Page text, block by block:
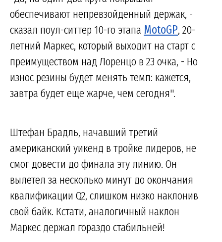
обеспечивают непревзойденный держак, -
сказал поул-ситтер 10-го этапа MotoGP, 20-
летний Маркес, который выходит на старт с
преимуществом над Лоренцо в 23 очка, - Но
износ резины будет менять темп: кажется,
завтра будет еще жарче, чем сегодня".
Штефан Брадль, начавший третий
американский уикенд в тройке лидеров, не
смог довести до финала эту линию. Он
вылетел за несколько минут до окончания
квалификации Q2, слишком низко наклонив
свой байк. Кстати, аналогичный наклон
Маркес держал гораздо стабильней!